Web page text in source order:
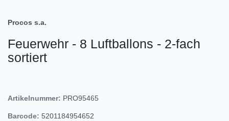
Procos s.a.
Feuerwehr - 8 Luftballons - 2-fach
sortiert
Artikelnummer: PRO95465
Barcode: 5201184954652